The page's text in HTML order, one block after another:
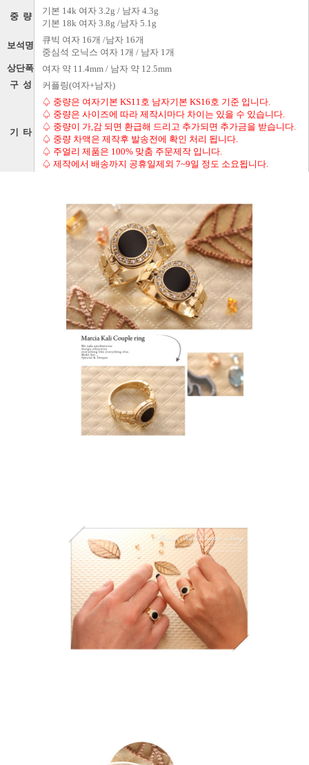
중 량
기본 14k 여자 3.2g / 남자 4.3g
기본 18k 여자 3.8g /남자 5.1g
보석명
큐빅 여자 16개 /남자 16개
중심석 오닉스 여자 1개 / 남자 1개
상단폭 여자 약 11.4mm / 남자 약 12.5mm
구 성 커플링(여자+남자)
기 타
♤ 중량은 여자기본 KS11호 남자기본 KS16호 기준 입니다.
♤ 중량은 사이즈에 따라 제작시마다 차이는 있을 수 있습니다.
♤ 중량이 가,감 되면 환급해 드리고 추가되면 추가금을 받습니다.
♤ 중량 차액은 제작후 발송전에 확인 처리 됩니다.
♤ 주얼리 제품은 100% 맞춤 주문제작 입니다.
♤ 제작에서 배송까지 공휴일제외 7~9일 정도 소요됩니다.